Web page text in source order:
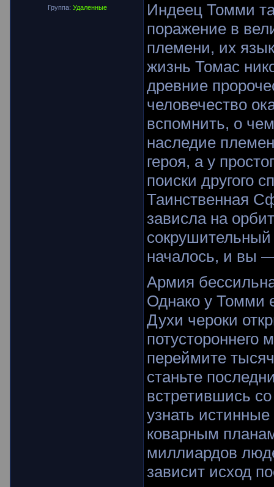
Группа: Удаленные
Индеец Томми
поражение в
племени, их
жизнь Томас
древние
человечество
вспомнить, о
наследие
героя, а у
поиски другого
Таинственная
зависла на
началось, и вы
Армия
Однако у Томми
Духи чероки
переймите
станьте
встретившись
узнать
коварным
миллиардов
зависит исход